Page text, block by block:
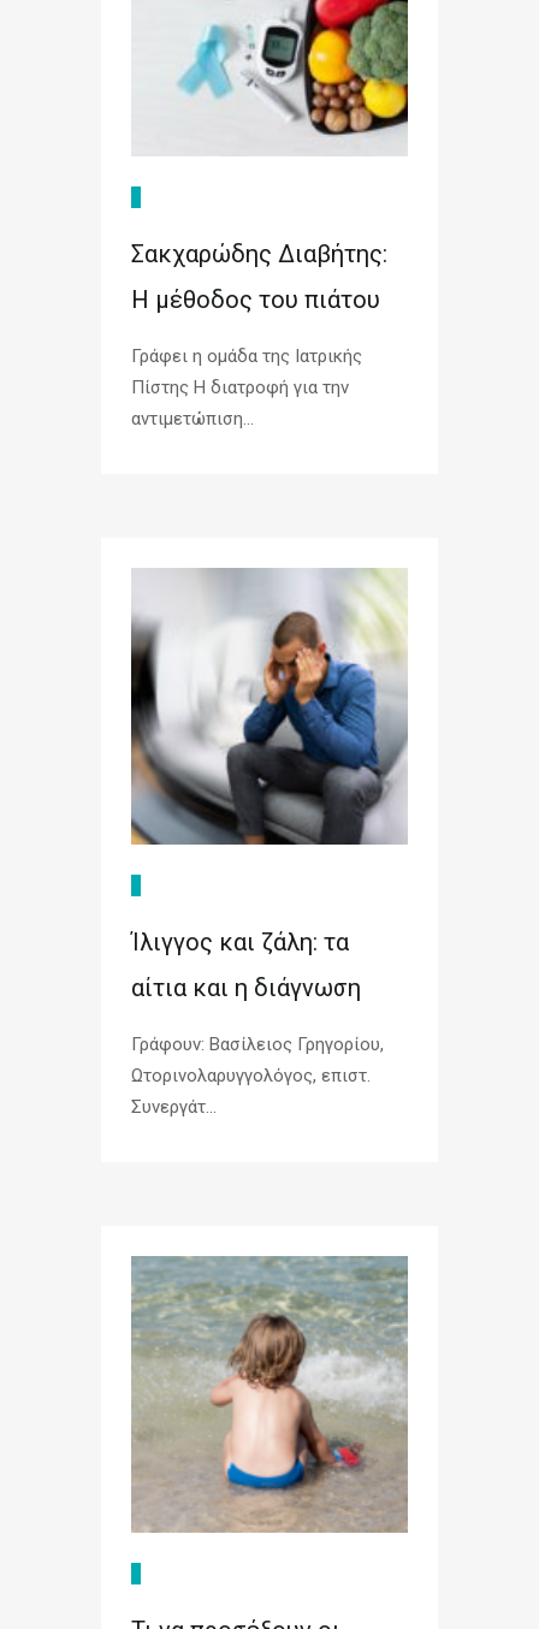
Σακχαρώδης Διαβήτης:
Η μέθοδος του πιάτου
Γράφει η ομάδα της Ιατρικής
Πίστης Η διατροφή για την
αντιμετώπιση...
Ίλιγγος και ζάλη: τα
αίτια και η διάγνωση
Γράφουν: Βασίλειος Γρηγορίου,
Ωτορινολαρυγγολόγος, επιστ.
Συνεργάτ...